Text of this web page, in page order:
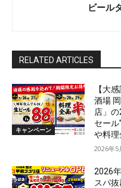
ビール
RELATED ARTICLES
キャンペーン
【大
酒場
店」
セール
や料理
2026年5
2026
スパ